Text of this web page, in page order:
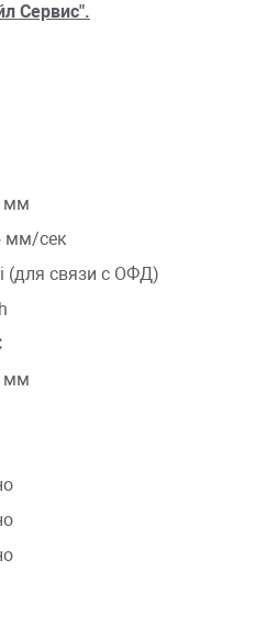
Сервис".
мм
мм/сек
(для связи с ОФД)
мм